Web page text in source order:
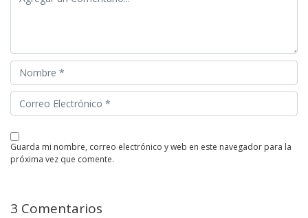
guarda mi nombre, correo electrónico y web en este navegador para la
próxima vez que comente.
3 Comentarios